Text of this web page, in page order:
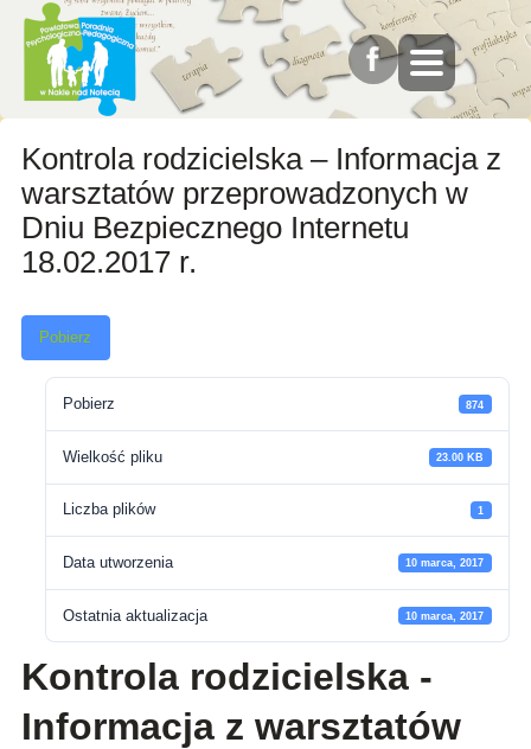
Kontrola rodzicielska – Informacja z
warsztatów przeprowadzonych w
Dniu Bezpiecznego Internetu
18.02.2017 r.
Pobierz
Pobierz 874
Wielkość pliku 23.00 KB
Liczba plików 1
Data utworzenia 10 marca, 2017
Ostatnia aktualizacja 10 marca, 2017
Kontrola rodzicielska -
Informacja z warsztatów